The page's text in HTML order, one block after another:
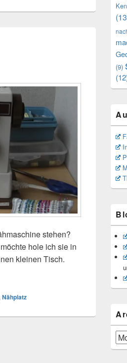
stehen?
hole ich sie in
kleinen Tisch.
Nähplatz
(9)